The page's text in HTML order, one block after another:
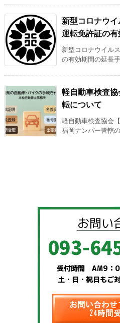
新型コロナウ
運転免許証の
新型コロナウイル
の有効期間の延長
軽自動車検査
転について
軽自動車検査協会
福岡ナンバー管轄